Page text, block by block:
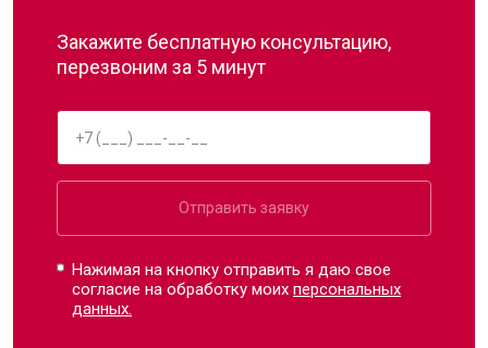
Закажите бесплатную консультацию,
перезвоним за 5 минут
Отправить заявку
Нажимая на кнопку отправить я даю свое
согласие на обработку моихперсональных
данных.